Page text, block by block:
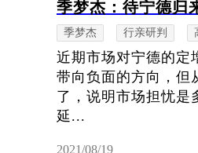
季梦杰：待宁德归
季梦杰 行亲研判
近期市场对宁德的定
带向负面的方向，但
了，说明市场担忧是
延...
2021/08/19